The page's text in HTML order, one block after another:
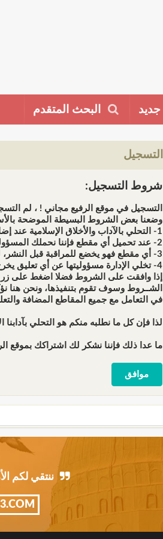
جديد البحث المتقدم
التسجيل
شروط التسجيل:
التسجيل في موقع الرفيع مجاني ! ، لم
وضعنا بعض الشروط البسيطة الموضحة
1- التحلي بالآداب والأخلاق الإسلامية عند إضافت المقاطع أو التعاليق.
2- عند تحميل أي مقطع فإننا نحملك المسؤولية كاملة أمام الله سبحانه وأمام القانون عند المتاجرة به، فالموقع ذو طابع دعوي وليس تجاري.
3- أي مقطع فهو يخضع للمراقبة قبل النشر، لهذا لن تظهر في الموقع إلى بعد موافقة الإدارة أوفريق المراقبين.
4- تخلي الإدارة مسؤوليتها عن أي تعليق يخرج عن التوجه العام للموقع، وجميع التعليقات لا تعبر بالضرورة عن رأي إدارته بل تمثل وجهة نظر ناشرها فقط.
إذا وافقت على الشروط فضلا اضغط على زر
الشــروط وسوف تقوم بتنفيذها، ونحن
في التعامل مع جميع المقاطع المضافة
لذا فإن كل ما نطلبه منكم هو التحلي بآدابنا
ما عدا ذلك فإننا نشكر لك اشتراكك بموقع
ننتقي لكم